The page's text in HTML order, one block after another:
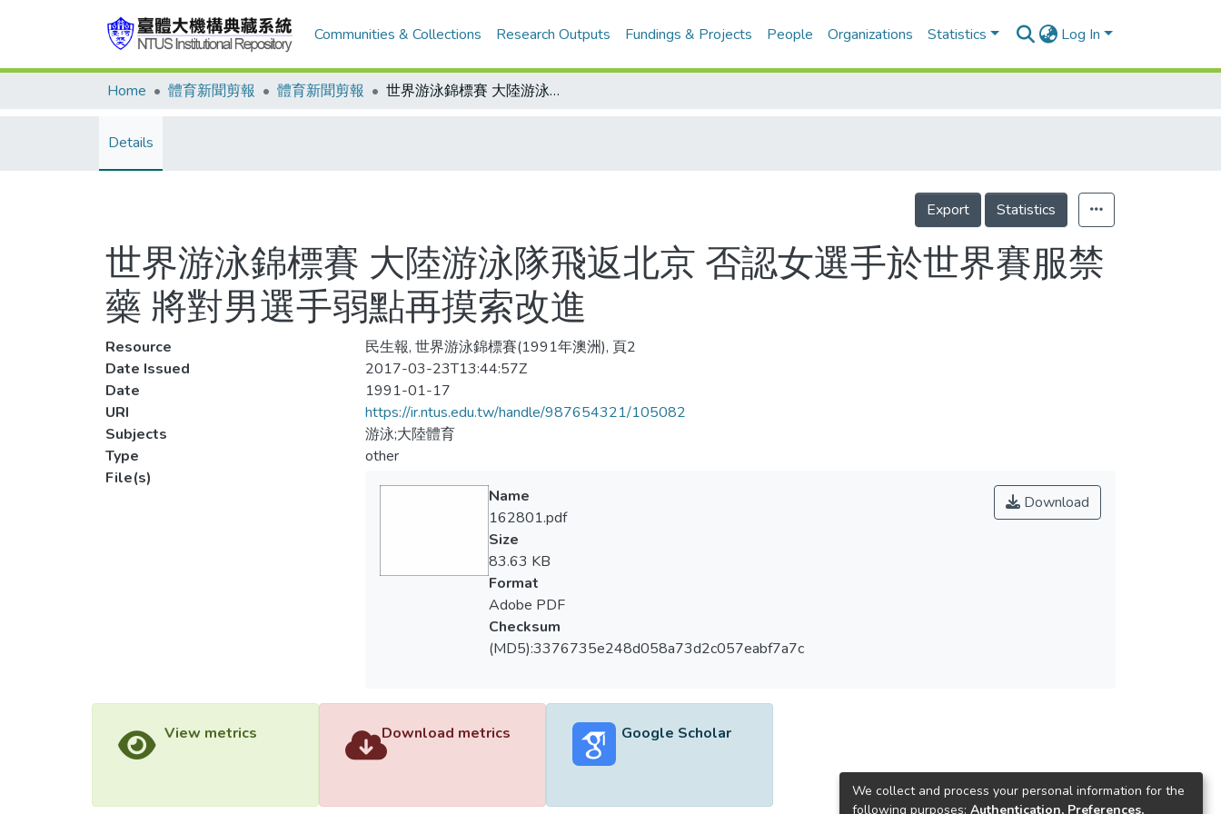
Communities & Collections Research Outputs Fundings & Projects People Organizations Statistics Log In
Home 體育新聞剪報 體育新聞剪報 世界游泳錦標賽 大陸游泳隊飛返北京 否認女選手於世界賽服禁藥 將對男選手弱點再摸索改進
Details
Export Statistics
世界游泳錦標賽 大陸游泳隊飛返北京 否認女選手於世界賽服禁
藥 將對男選手弱點再摸索改進
Resource
民生報, 世界游泳錦標賽(1991年澳洲), 頁2
Date Issued
2017-03-23T13:44:57Z
Date
1991-01-17
URI
https://ir.ntus.edu.tw/handle/987654321/105082
Subjects
游泳;大陸體育
Type
other
File(s)
Download
Name
162801.pdf
Size
83.63 KB
Format
Adobe PDF
Checksum
(MD5):3376735e248d058a73d2c057eabf7a7c
View metrics Download metrics Google Scholar
We collect and process your personal information for the
following purposes: Authentication, Preferences,